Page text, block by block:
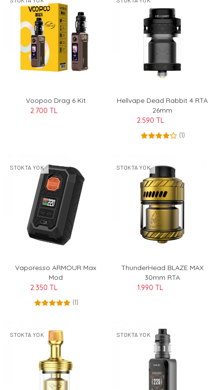
Voopoo Drag 6 Kit
2.700 TL
Hellvape Dead Rabbit 4 RTA
26mm
2.590 TL
(1)
STOKTA YOK
Vaporesso ARMOUR Max
Mod
2.350 TL
(1)
STOKTA YOK
ThunderHead BLAZE MAX
30mm RTA
1.990 TL
STOKTA YOK STOKTA YOK